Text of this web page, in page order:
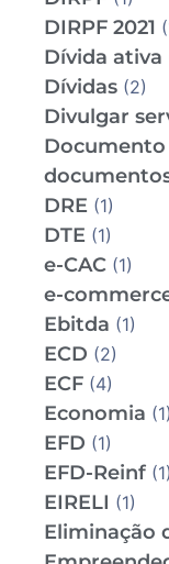
DIRPF 2021
Dívida ativa
Dívidas (2)
Divulgar
Documento
DRE (1)
DTE (1)
e-CAC (1)
e-
Ebitda (1)
ECD (2)
ECF (4)
Economia (1)
EFD (1)
EFD-Reinf (1)
EIRELI (1)
Eliminação